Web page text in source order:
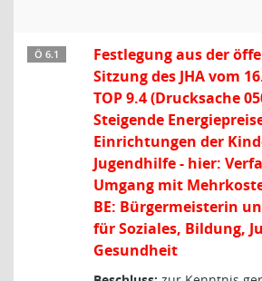
Ö 6.1
Festlegung aus der
Sitzung des JHA vom
TOP 9.4 (Drucksache
Steigende
Einrichtungen der
Jugendhilfe - hier:
Umgang mit
BE: Bürgermeisterin
für Soziales, Bildung,
Gesundheit